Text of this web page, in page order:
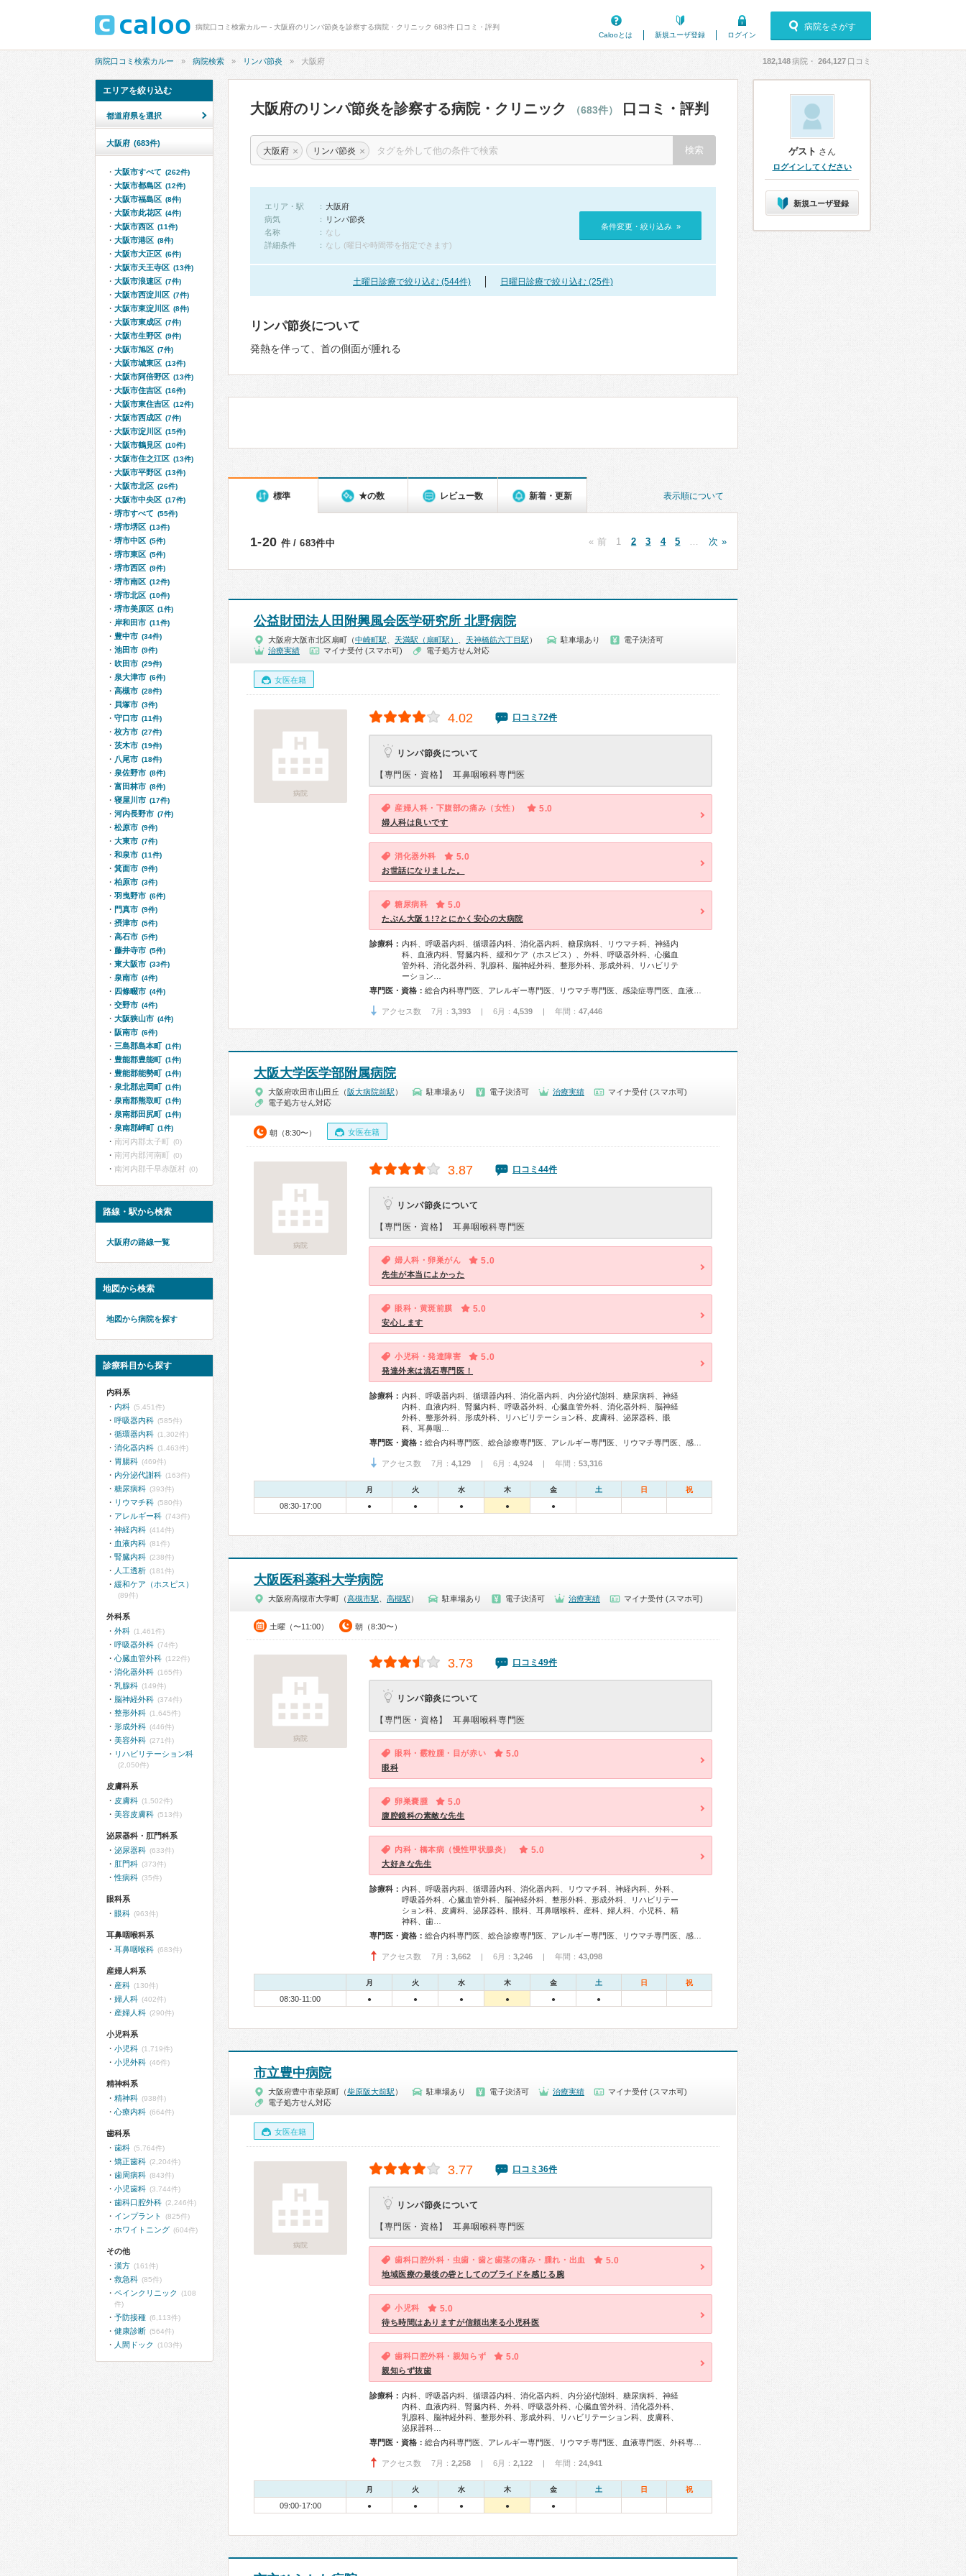
病院口コミ検索カルー - 大阪府のリンパ節炎を診察する病院・クリニック 683件 口コミ・評判
Calooとは
新規ユーザ登録 ログイン
病院をさがす
病院口コミ検索カルー 病院検索 リンパ節炎 大阪府 182,148病院・ 264,127 口コミ
大阪府のリンパ節炎を診察する病院・クリニック （683件） 口コミ・評判
大阪府 × リンパ節炎 ×
エリア・駅
大阪府
病気
リンパ節炎
名称
なし
詳細条件
なし (曜日や時間帯を指定できます)
条件変更・絞り込み »
土曜日診療で絞り込む (544件) 日曜日診療で絞り込む (25件)
リンパ節炎について
発熱を伴って、首の側面が腫れる
表示順について
標準 ★の数 レビュー数 新着・更新
1-20 件 / 683件中 « 前 1 2 3 4 5 次 »
公益財団法人田附興風会医学研究所 北野病院
大阪府大阪市北区扇町（中崎町駅 天満駅（扇町駅） 天神橋筋六丁目駅 ） 駐車場あり
電子決済可
治療実績
マイナ受付 (スマホ可) 電子処方せん対応
女医在籍
病院
4.02 口コミ72件
リンパ節炎について
【専門医・資格】 耳鼻咽喉科専門医
産婦人科・下腹部の痛み（女性） 5.0
婦人科は良いです
消化器外科 5.0
お世話になりました。
糖尿病科 5.0
たぶん大阪１!?とにかく安心の大病院
診療科： 内科、呼吸器内科、循環器内科、消化器内科、糖尿病科、リウマチ科、神経内
科、血液内科、腎臓内科、緩和ケア（ホスピス）、外科、呼吸器外科、心臓血
管外科、消化器外科、乳腺科、脳神経外科、整形外科、形成外科、リハビリテ
ーション…
専門医・資格：
アクセス数 7月： 3,393 | 6月： 4,539 | 年間： 47,446
大阪大学医学部附属病院
大阪府吹田市山田丘（阪大病院前駅 ） 駐車場あり 電子決済可 治療実績
マイナ受付 (スマホ可)
電子処方せん対応
朝（8:30〜） 女医在籍
病院
3.87 口コミ44件
リンパ節炎について
【専門医・資格】 耳鼻咽喉科専門医
婦人科・卵巣がん 5.0
先生が本当によかった
眼科・黄斑前膜 5.0
安心します
小児科・発達障害 5.0
発達外来は流石専門医！
診療科： 内科、呼吸器内科、循環器内科、消化器内科、内分泌代謝科、糖尿病科、神経
内科、血液内科、腎臓内科、呼吸器外科、心臓血管外科、消化器外科、脳神経
外科、整形外科、形成外科、リハビリテーション科、皮膚科、泌尿器科、眼
科、耳鼻咽…
専門医・資格：
アクセス数 7月： 4,129 | 6月： 4,924 | 年間： 53,316
月 火 水 木 金 土 日 祝
08:30-17:00 ● ● ● ● ●
大阪医科薬科大学病院
大阪府高槻市大学町（高槻市駅 高槻駅 ） 駐車場あり 電子決済可 治療実績 マイナ受付 (スマホ可)
土曜（〜11:00） 朝（8:30〜）
病院
3.73 口コミ49件
リンパ節炎について
【専門医・資格】 耳鼻咽喉科専門医
眼科・霰粒腫・目が赤い 5.0
眼科
卵巣嚢腫 5.0
腹腔鏡科の素敵な先生
内科・橋本病（慢性甲状腺炎） 5.0
大好きな先生
診療科： 内科、呼吸器内科、循環器内科、消化器内科、リウマチ科、神経内科、外科、
呼吸器外科、心臓血管外科、脳神経外科、整形外科、形成外科、リハビリテー
ション科、皮膚科、泌尿器科、眼科、耳鼻咽喉科、産科、婦人科、小児科、精
神科、歯…
専門医・資格：
アクセス数 7月： 3,662 | 6月： 3,246 | 年間： 43,098
月 火 水 木 金 土 日 祝
08:30-11:00 ● ● ● ● ● ●
市立豊中病院
大阪府豊中市柴原町（柴原阪大前駅 ） 駐車場あり 電子決済可 治療実績
マイナ受付 (スマホ可)
電子処方せん対応
女医在籍
病院
3.77 口コミ36件
リンパ節炎について
【専門医・資格】 耳鼻咽喉科専門医
歯科口腔外科・虫歯・歯と歯茎の痛み・腫れ・出血 5.0
地域医療の最後の砦としてのプライドを感じる腕
小児科 5.0
待ち時間はありますが信頼出来る小児科医
歯科口腔外科・親知らず 5.0
親知らず抜歯
診療科： 内科、呼吸器内科、循環器内科、消化器内科、内分泌代謝科、糖尿病科、神経
内科、血液内科、腎臓内科、外科、呼吸器外科、心臓血管外科、消化器外科、
乳腺科、脳神経外科、整形外科、形成外科、リハビリテーション科、皮膚科、
泌尿器科…
専門医・資格：
アクセス数 7月： 2,258 | 6月： 2,122 | 年間： 24,941
月 火 水 木 金 土 日 祝
09:00-17:00 ● ● ● ● ●
エリアを絞り込む
都道府県を選択
大阪府 (683件)
大阪市すべて (262件)
大阪市都島区 (12件)
大阪市福島区 (8件)
大阪市此花区 (4件)
大阪市西区 (11件)
大阪市港区 (8件)
大阪市大正区 (6件)
大阪市天王寺区 (13件)
大阪市浪速区 (7件)
大阪市西淀川区 (7件)
大阪市東淀川区 (8件)
大阪市東成区 (7件)
大阪市生野区 (9件)
大阪市旭区 (7件)
大阪市城東区 (13件)
大阪市阿倍野区 (13件)
大阪市住吉区 (16件)
大阪市東住吉区 (12件)
大阪市西成区 (7件)
大阪市淀川区 (15件)
大阪市鶴見区 (10件)
大阪市住之江区 (13件)
大阪市平野区 (13件)
大阪市北区 (26件)
大阪市中央区 (17件)
堺市すべて (55件)
堺市堺区 (13件)
堺市中区 (5件)
堺市東区 (5件)
堺市西区 (9件)
堺市南区 (12件)
堺市北区 (10件)
堺市美原区 (1件)
岸和田市 (11件)
豊中市 (34件)
池田市 (9件)
吹田市 (29件)
泉大津市 (6件)
高槻市 (28件)
貝塚市 (3件)
守口市 (11件)
枚方市 (27件)
茨木市 (19件)
八尾市 (18件)
泉佐野市 (8件)
富田林市 (8件)
寝屋川市 (17件)
河内長野市 (7件)
松原市 (9件)
大東市 (7件)
和泉市 (11件)
箕面市 (9件)
柏原市 (3件)
羽曳野市 (6件)
門真市 (9件)
摂津市 (5件)
高石市 (5件)
藤井寺市 (5件)
東大阪市 (33件)
泉南市 (4件)
四條畷市 (4件)
交野市 (4件)
大阪狭山市 (4件)
阪南市 (6件)
三島郡島本町 (1件)
豊能郡豊能町 (1件)
豊能郡能勢町 (1件)
泉北郡忠岡町 (1件)
泉南郡熊取町 (1件)
泉南郡田尻町 (1件)
泉南郡岬町 (1件)
南河内郡太子町 (0)
南河内郡河南町 (0)
南河内郡千早赤阪村 (0)
路線・駅から検索
大阪府の路線一覧
地図から検索
地図から病院を探す
診療科目から探す
内科系
内科 (5,451件)
呼吸器内科 (585件)
循環器内科 (1,302件)
消化器内科 (1,463件)
胃腸科 (469件)
内分泌代謝科 (163件)
糖尿病科 (393件)
リウマチ科 (580件)
アレルギー科 (743件)
神経内科 (414件)
血液内科 (81件)
腎臓内科 (238件)
人工透析 (181件)
緩和ケア（ホスピス）
(89件)
外科系
外科 (1,461件)
呼吸器外科 (74件)
心臓血管外科 (122件)
消化器外科 (165件)
乳腺科 (149件)
脳神経外科 (374件)
整形外科 (1,645件)
形成外科 (446件)
美容外科 (271件)
リハビリテーション科
(2,050件)
皮膚科系
皮膚科 (1,502件)
美容皮膚科 (513件)
泌尿器科・肛門科系
泌尿器科 (633件)
肛門科 (373件)
性病科 (35件)
眼科系
眼科 (963件)
耳鼻咽喉科系
耳鼻咽喉科 (683件)
産婦人科系
産科 (130件)
婦人科 (402件)
産婦人科 (290件)
小児科系
小児科 (1,719件)
小児外科 (46件)
精神科系
精神科 (938件)
心療内科 (664件)
歯科系
歯科 (5,764件)
矯正歯科 (2,204件)
歯周病科 (843件)
小児歯科 (3,744件)
歯科口腔外科 (2,246件)
インプラント (825件)
ホワイトニング (604件)
その他
漢方 (161件)
救急科 (85件)
ペインクリニック
(108
件)
予防接種 (6,113件)
健康診断 (564件)
人間ドック (103件)
ゲスト さん
ログインしてください
新規ユーザ登録